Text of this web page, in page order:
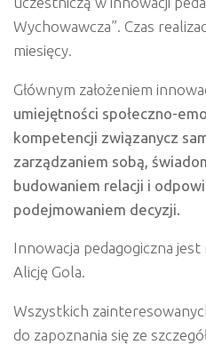
Wychowawcza”. Czas
miesięcy.
Głównym założeniem
umiejętności społeczno-
kompetencji związanycz
zarządzaniem sobą,
budowaniem relacji i
podejmowaniem decyzji.
Innowacja pedagogiczna
Alicję Gola.
Wszystkich
do zapoznania się ze